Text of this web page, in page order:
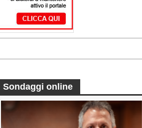
Sondaggi online